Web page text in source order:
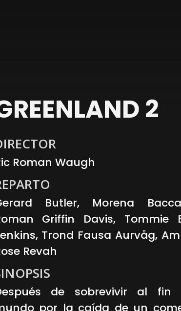
2
Roman Waugh
Butler, Morena
Griffin Davis, Tommie
Trond Fausa Aurvåg,
Revah
de sobrevivir al fin
por la caída de un